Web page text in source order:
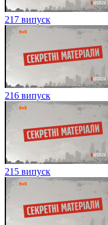
217 випуск
216 випуск
215 випуск